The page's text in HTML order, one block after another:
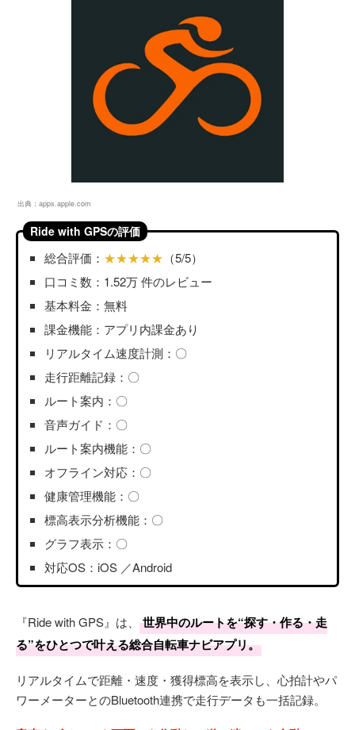
出典： apps.apple.com
Ride with GPSの評価
総合評価： ★★★★★ （5/5）
口コミ数：1.52万 件のレビュー
基本料金：無料
課金機能：アプリ内課金あり
リアルタイム速度計測：〇
走行距離記録：〇
ルート案内：〇
音声ガイド：〇
ルート案内機能：〇
オフライン対応：〇
健康管理機能：〇
標高表示分析機能：〇
グラフ表示：〇
対応OS：iOS ／Android
『Ride with GPS』は、
世界中のルートを“探す・作る・走
る”をひとつで叶える総合自転車ナビアプリ。
リアルタイムで距離・速度・獲得標高を表示し、心拍計やパ
ワーメーターとのBluetooth連携で走行データも一括記録。